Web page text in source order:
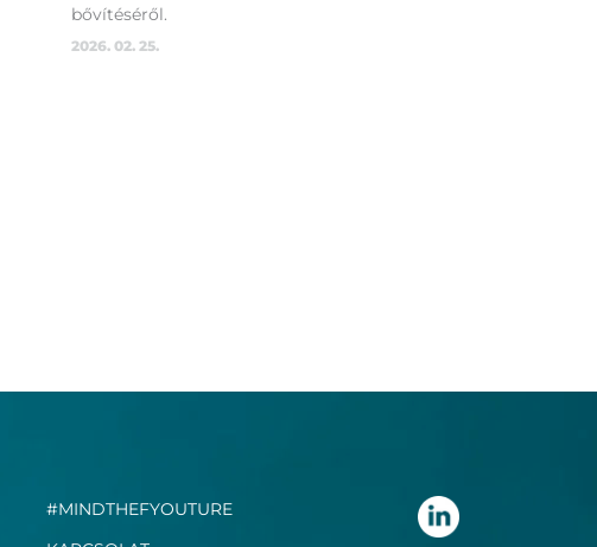
bővítéséről.
2026. 02. 25.
#MINDTHEFYOUTURE